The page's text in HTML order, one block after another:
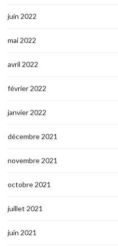
juin 2022
mai 2022
avril 2022
février 2022
janvier 2022
décembre 2021
novembre 2021
octobre 2021
juillet 2021
juin 2021